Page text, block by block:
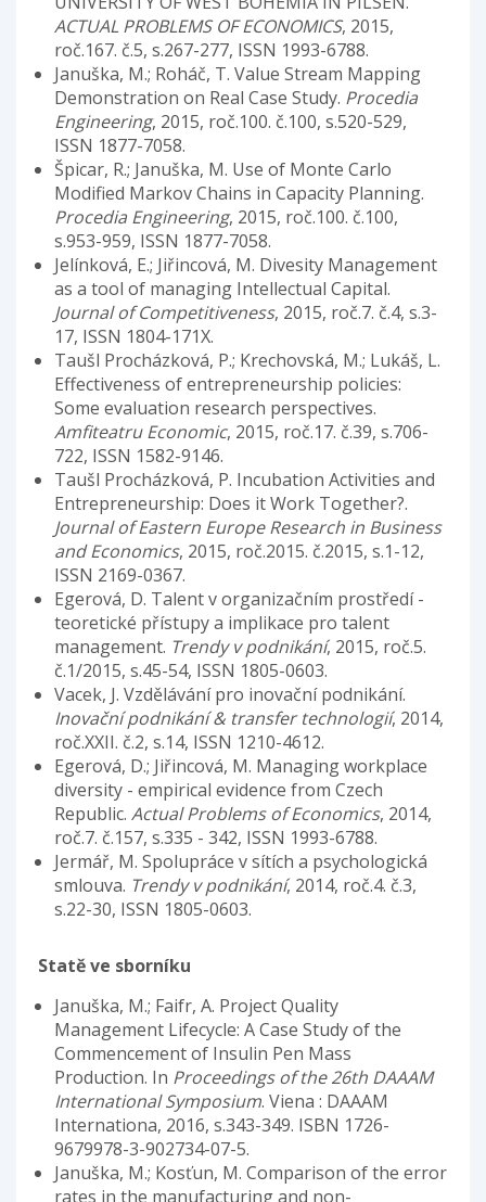
ACTUAL PROBLEMS OF ECONOMICS, 2015,
roč.167. č.5, s.267-277, ISSN 1993-6788.
Januška, M.; Roháč, T. Value Stream Mapping
Demonstration on Real Case Study. Procedia
Engineering, 2015, roč.100. č.100, s.520-529,
ISSN 1877-7058.
Špicar, R.; Januška, M. Use of Monte Carlo
Modified Markov Chains in Capacity Planning.
Procedia Engineering, 2015, roč.100. č.100,
s.953-959, ISSN 1877-7058.
Jelínková, E.; Jiřincová, M. Divesity Management
as a tool of managing Intellectual Capital.
Journal of Competitiveness, 2015, roč.7. č.4, s.3-
17, ISSN 1804-171X.
Taušl Procházková, P.; Krechovská, M.; Lukáš, L.
Effectiveness of entrepreneurship policies:
Some evaluation research perspectives.
Amfiteatru Economic, 2015, roč.17. č.39, s.706-
722, ISSN 1582-9146.
Taušl Procházková, P. Incubation Activities and
Entrepreneurship: Does it Work Together?.
Journal of Eastern Europe Research in Business
and Economics, 2015, roč.2015. č.2015, s.1-12,
ISSN 2169-0367.
Egerová, D. Talent v organizačním prostředí -
teoretické přístupy a implikace pro talent
management. Trendy v podnikání, 2015, roč.5.
č.1/2015, s.45-54, ISSN 1805-0603.
Vacek, J. Vzdělávání pro inovační podnikání.
Inovační podnikání & transfer technologií, 2014,
roč.XXII. č.2, s.14, ISSN 1210-4612.
Egerová, D.; Jiřincová, M. Managing workplace
diversity - empirical evidence from Czech
Republic. Actual Problems of Economics, 2014,
roč.7. č.157, s.335 - 342, ISSN 1993-6788.
Jermář, M. Spolupráce v sítích a psychologická
smlouva. Trendy v podnikání, 2014, roč.4. č.3,
s.22-30, ISSN 1805-0603.
Statě ve sborníku
Januška, M.; Faifr, A. Project Quality
Management Lifecycle: A Case Study of the
Commencement of Insulin Pen Mass
Production. In Proceedings of the 26th DAAAM
International Symposium. Viena : DAAAM
Internationa, 2016, s.343-349. ISBN 1726-
9679978-3-902734-07-5.
Januška, M.; Kosťun, M. Comparison of the error
rates in the manufacturing and non-